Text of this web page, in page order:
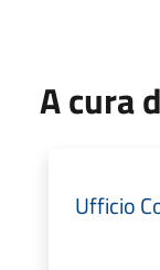
A cura
Ufficio